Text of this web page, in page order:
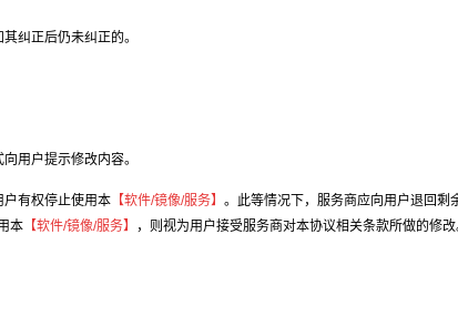
纠正后仍未纠正的。
用户提示修改内容。
有权停止使用本 【软件/镜像/服务】 。此等情况下，服务商应向用户退回剩
本 【软件/镜像/服务】 ，则视为用户接受服务商对本协议相关条款所做的修改